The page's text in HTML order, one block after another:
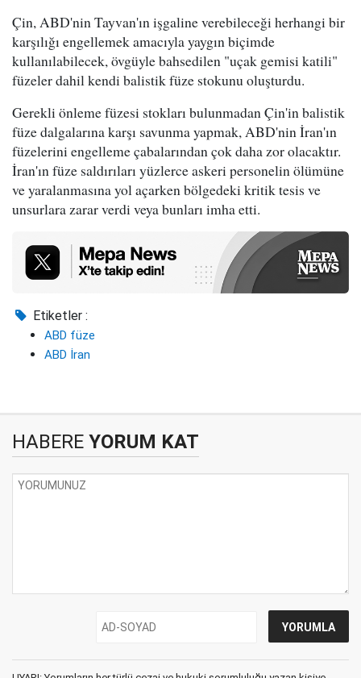
Çin, ABD'nin Tayvan'ın işgaline verebileceği herhangi bir
karşılığı engellemek amacıyla yaygın biçimde
kullanılabilecek, övgüyle bahsedilen "uçak gemisi katili"
füzeler dahil kendi balistik füze stokunu oluşturdu.
Gerekli önleme füzesi stokları bulunmadan Çin'in balistik
füze dalgalarına karşı savunma yapmak, ABD'nin İran'ın
füzelerini engelleme çabalarından çok daha zor olacaktır.
İran'ın füze saldırıları yüzlerce askeri personelin ölümüne
ve yaralanmasına yol açarken bölgedeki kritik tesis ve
unsurlara zarar verdi veya bunları imha etti.
Etiketler :
ABD füze
ABD İran
HABERE YORUM KAT